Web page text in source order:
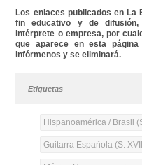
Los enlaces publicados en La
fin educativo y de difusión,
intérprete o empresa, por
que aparece en esta
infórmenos y se eliminará.
Etiquetas
Hispanoamérica / Brasil
Guitarra Española (S.